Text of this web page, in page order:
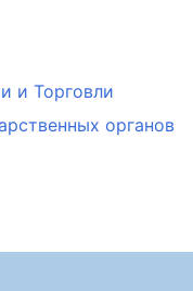
и Торговли
органов